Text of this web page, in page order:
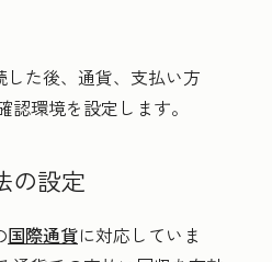
た後、通貨、支払い方
環境を設定します。
の設定
国際通貨に対応していま